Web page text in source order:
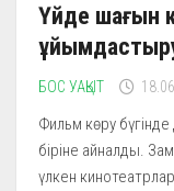
Үйде шағын
БОС УАҚЫТ
Фильм көру
біріне айналды.
үлкен